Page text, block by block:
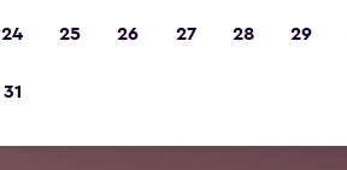
24 25 26 27 28 29
31